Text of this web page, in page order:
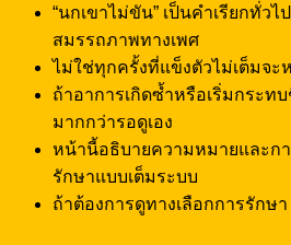
“นกเขาไม่ขัน” เป็นคำเรียกทั่ว
สมรรถภาพทางเพศ
ไม่ใช่ทุกครั้งที่แข็งตัวไม่เต็มจะ
ถ้าอาการเกิดซ้ำหรือเริ่มกระท
มากกว่ารอดูเอง
หน้านี้อธิบายความหมายและก
รักษาแบบเต็มระบบ
ถ้าต้องการดูทางเลือกการรักษ